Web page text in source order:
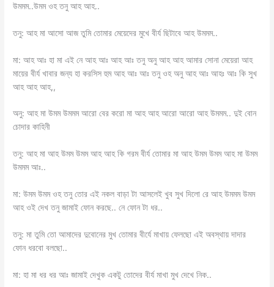
উমমম..উমম ওহ তনু আহ আহ..
তনু: আহ মা আসো আজ তুমি তোমার মেয়েদের মুখে বীর্য ছিটাবে আহ উমমম..
মা: আহ আঃ হা মা এই নে আহ আঃ আহ আঃ তনু অনু আহ আহ আমার সোনা মেয়েরা আহ
মায়ের বীর্য খাবার জন্য হা করসিস হুম আহ আঃ আঃ তনু ওহ অনু আহ আঃ আহঃ আঃ কি সুখ
আহ আহ আহ,,
অনু: আহ মা উমম উমমম আরো বের করো মা আহ আহ আরো আরো আহ উমমম.. দুই বোন
চোদার কাহিনী
তনু: আহ মা আহ উমম উমম আহ আহ কি গরম বীর্য তোমার মা আহ উমম উমম আহ মা উমম
উমমম আঃ..
মা: উমম উমম ওহ তনু তোর এই নকল বাড়া টা আসলেই খুব সুখ দিলো রে আহ উমমম উমম
আহ ওই দেখ তনু জামাই ফোন করছে.. নে ফোন টা ধর..
তনু: মা তুমি তো আমাদের দুবোনের মুখ তোমার বীর্যে মাখায় ফেলছো এই অবস্থায় দাদার
ফোন ধরবো বলছো..
মা: হা মা ধর ধর আঃ জামাই দেখুক একটু তোদের বীর্য মাখা মুখ দেখে নিক..